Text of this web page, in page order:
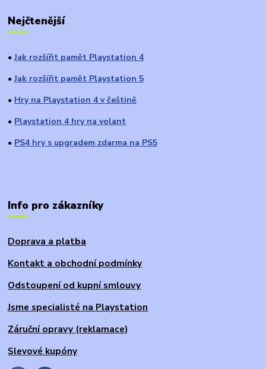
Nejčtenější
● Jak rozšířit pamět Playstation 4
● Jak rozšířit pamět Playstation 5
● Hry na Playstation 4 v češtině
● Playstation 4 hry na volant
● PS4 hry s upgradem zdarma na PS5
Info pro zákazníky
Doprava a platba
Kontakt a obchodní podmínky
Odstoupení od kupní smlouvy
Jsme specialisté na Playstation
Záruční opravy (reklamace)
Slevové kupóny